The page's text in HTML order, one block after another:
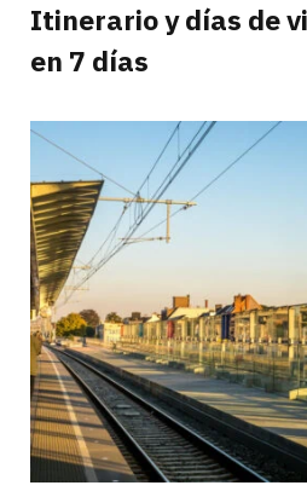
Itinerario y días de
en 7 días